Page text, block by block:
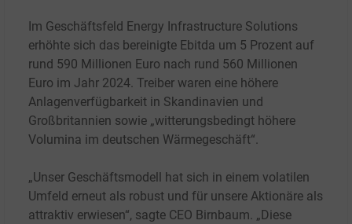
Im Geschäftsfeld Energy Infrastructure Solutions
erhöhte sich das bereinigte Ebitda um 5 Prozent auf
rund 590 Millionen Euro nach rund 560 Millionen
Euro im Jahr 2024. Treiber waren eine höhere
Anlagenverfügbarkeit in Skandinavien und
Großbritannien sowie „witterungsbedingt höhere
Volumina im deutschen Wärmegeschäft“.
„Unser Geschäftsmodell hat sich in einem volatilen
Umfeld erneut als robust und für unsere Aktionäre als
attraktiv erwiesen“, sagte CEO Birnbaum. „Diese